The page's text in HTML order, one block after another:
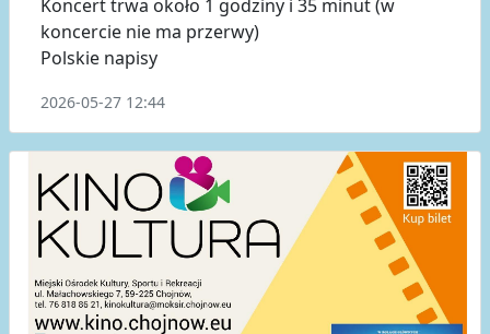
Koncert trwa około 1 godziny i 35 minut (w
koncercie nie ma przerwy)
Polskie napisy
2026-05-27 12:44